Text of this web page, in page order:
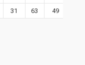
31 63 49